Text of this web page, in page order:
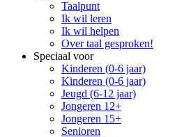
Taalpunt
Ik wil leren
Ik wil helpen
Over taal gesproken!
Speciaal voor
Kinderen (0-6 jaar)
Kinderen (0-6 jaar)
Jeugd (6-12 jaar)
Jongeren 12+
Jongeren 15+
Senioren